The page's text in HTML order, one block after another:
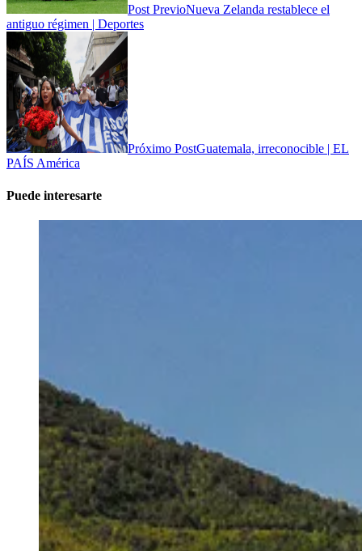
Post PrevioNueva Zelanda restablece el
antiguo régimen | Deportes
Próximo PostGuatemala, irreconocible | EL
PAÍS América
Puede interesarte